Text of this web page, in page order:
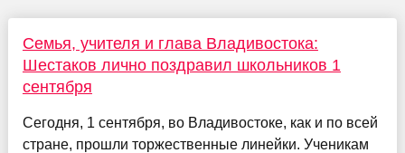
Семья, учителя и глава Владивостока:
Шестаков лично поздравил школьников 1
сентября
Сегодня, 1 сентября, во Владивостоке, как и по всей
стране, прошли торжественные линейки. Ученикам